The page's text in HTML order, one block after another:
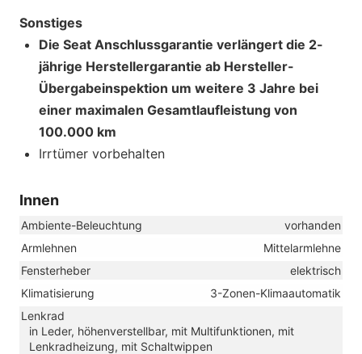
Sonstiges
Die Seat Anschlussgarantie verlängert die 2-
jährige Herstellergarantie ab Hersteller-
Übergabeinspektion um weitere 3 Jahre bei
einer maximalen Gesamtlaufleistung von
100.000 km
Irrtümer vorbehalten
Innen
Ambiente-Beleuchtung
vorhanden
Armlehnen
Mittelarmlehne
Fensterheber
elektrisch
Klimatisierung
3-Zonen-Klimaautomatik
Lenkrad
in Leder, höhenverstellbar, mit Multifunktionen, mit
Lenkradheizung, mit Schaltwippen